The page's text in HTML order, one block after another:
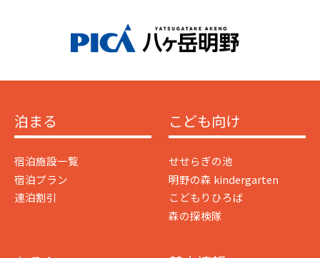
泊まる
宿泊施設一覧
宿泊プラン
連泊割引
こども向け
せせらぎの池
明野の森 kindergarten
こどもりひろば
森の探検隊